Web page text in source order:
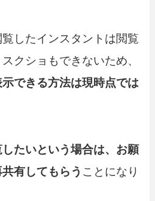
したインスタントは閲覧
クショもできないため、
できる方法は現時点では
たいという場合は、お願
有してもらう ことになり